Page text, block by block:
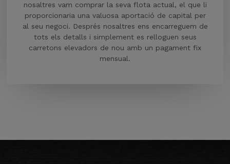
nosaltres vam comprar la seva flota actual, el que li
proporcionaria una valuosa aportació de capital per
al seu negoci. Després nosaltres ens encarreguem de
tots els detalls i simplement es relloguen seus
carretons elevadors de nou amb un pagament fix
mensual.